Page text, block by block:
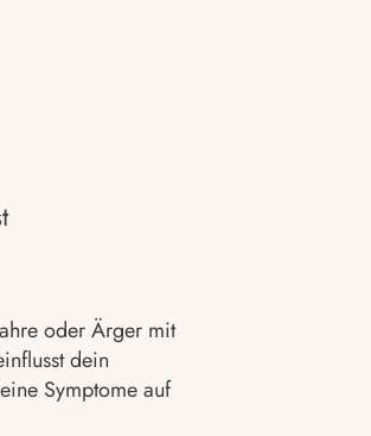
oder Ärger mit
dein
Symptome auf